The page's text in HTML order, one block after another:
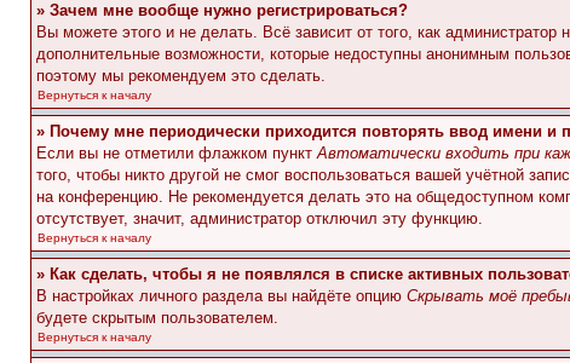
» Зачем мне вообще нужно регистрироваться?
Вы можете этого и не делать. Всё зависит от того, как
дополнительные возможности, которые недоступны анонимным
поэтому мы рекомендуем это сделать.
Вернуться к началу
» Почему мне периодически приходится повторять ввод имени и
Если вы не отметили флажком пунктАвтоматически входить при
того, чтобы никто другой не смог воспользоваться вашей учётной
на конференцию. Не рекомендуется делать это на общедоступном
отсутствует, значит, администратор отключил эту функцию.
Вернуться к началу
» Как сделать, чтобы я не появлялся в списке активных
В настройках личного раздела вы найдёте опцию Скрывать моё
будете скрытым пользователем.
Вернуться к началу